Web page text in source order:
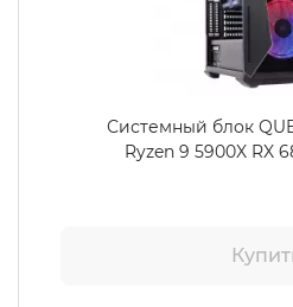
Системный блок
Ryzen 9 5900X RX